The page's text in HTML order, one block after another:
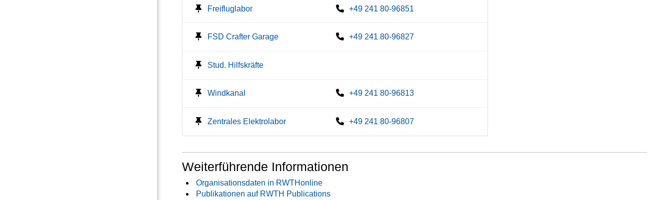
Freifluglabor +49 241 80-96851
FSD Crafter Garage +49 241 80-96827
Stud. Hilfskräfte
Windkanal +49 241 80-96813
Zentrales Elektrolabor +49 241 80-96807
Weiterführende Informationen
Organisationsdaten in RWTHonline
Publikationen auf RWTH Publications